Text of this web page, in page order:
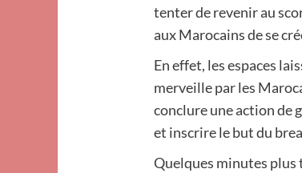
tenter de revenir au
aux Marocains de se
En effet, les espaces
merveille par les
conclure une action de
et inscrire le but du
Quelques minutes plus